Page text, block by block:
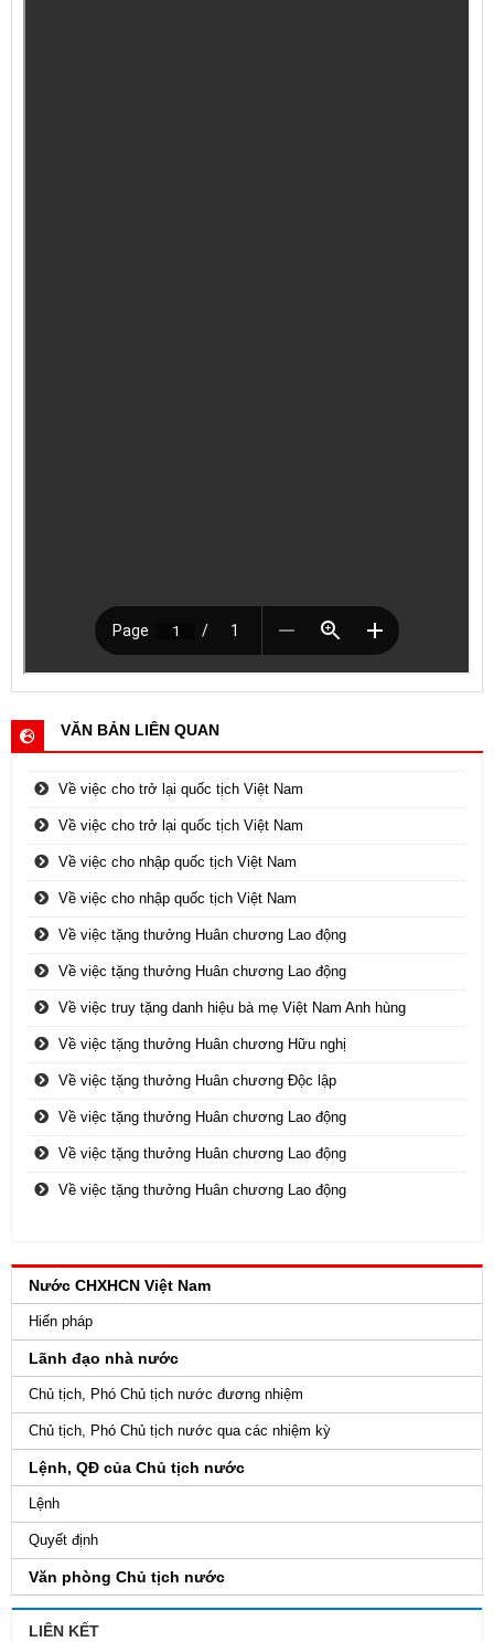
VĂN BẢN LIÊN QUAN
Về việc cho trở lại quốc tịch Việt Nam
Về việc cho trở lại quốc tịch Việt Nam
Về việc cho nhập quốc tịch Việt Nam
Về việc cho nhập quốc tịch Việt Nam
Về việc tặng thưởng Huân chương Lao động
Về việc tặng thưởng Huân chương Lao động
Về việc truy tặng danh hiệu bà mẹ Việt Nam Anh hùng
Về việc tặng thưởng Huân chương Hữu nghị
Về việc tặng thưởng Huân chương Độc lập
Về việc tặng thưởng Huân chương Lao động
Về việc tặng thưởng Huân chương Lao động
Về việc tặng thưởng Huân chương Lao động
Nước CHXHCN Việt Nam
Hiến pháp
Lãnh đạo nhà nước
Chủ tịch, Phó Chủ tịch nước đương nhiệm
Chủ tịch, Phó Chủ tịch nước qua các nhiệm kỳ
Lệnh, QĐ của Chủ tịch nước
Lệnh
Quyết định
Văn phòng Chủ tịch nước
LIÊN KẾT